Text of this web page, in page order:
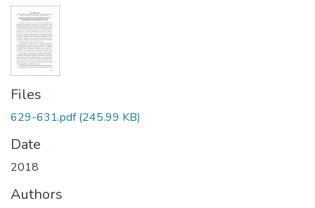
Files
629-631.pdf(245.99 KB)
Date
2018
Authors